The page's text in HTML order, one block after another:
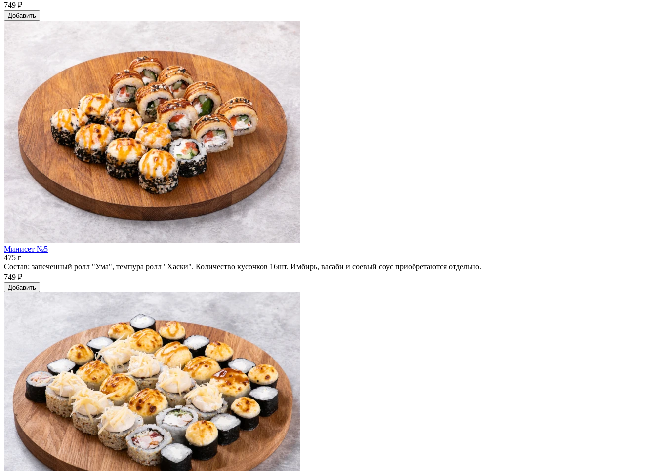
749 ₽
Добавить
Минисет №5
475 г
Состав: запеченный ролл "Ума", темпура ролл "Хаски". Количество кусочков 16шт. Имбирь, васаби и соевый соус приобретаются отдельно.
749 ₽
Добавить